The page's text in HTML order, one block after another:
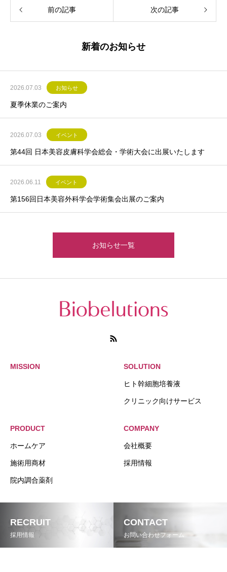
前の記事 次の記事
新着のお知らせ
2026.07.03 お知らせ
夏季休業のご案内
2026.07.03 イベント
第44回 日本美容皮膚科学会総会・学術大会に出展いたします
2026.06.11 イベント
第156回日本美容外科学会学術集会出展のご案内
お知らせ一覧
MISSION SOLUTION
ヒト幹細胞培養液
クリニック向けサービス
PRODUCT
ホームケア
施術用商材
院内調合薬剤
COMPANY
会社概要
採用情報
RECRUIT
採用情報
CONTACT
お問い合わせフォーム